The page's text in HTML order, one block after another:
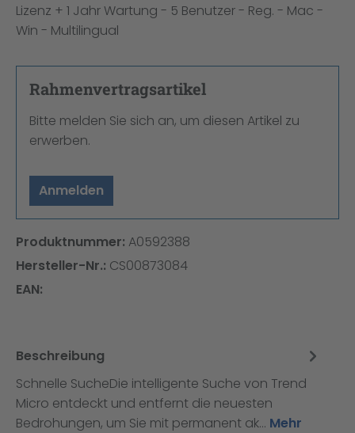
Lizenz + 1 Jahr Wartung - 5 Benutzer - Reg. - Mac -
Win - Multilingual
Rahmenvertragsartikel
Bitte melden Sie sich an, um diesen Artikel zu
erwerben.
Anmelden
Produktnummer: A0592388
Hersteller-Nr.: CS00873084
EAN:
Beschreibung
Schnelle SucheDie intelligente Suche von Trend
Micro entdeckt und entfernt die neuesten
Bedrohungen, um Sie mit permanent ak… Mehr